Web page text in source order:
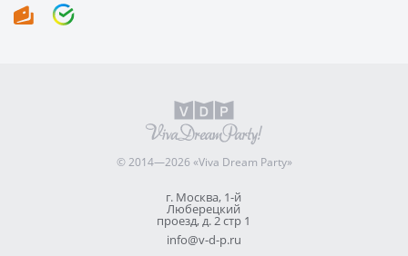
© 2014—2026 «Viva Dream Party»
г. Москва, 1-й
Люберецкий
проезд, д. 2 стр 1
info@v-d-p.ru